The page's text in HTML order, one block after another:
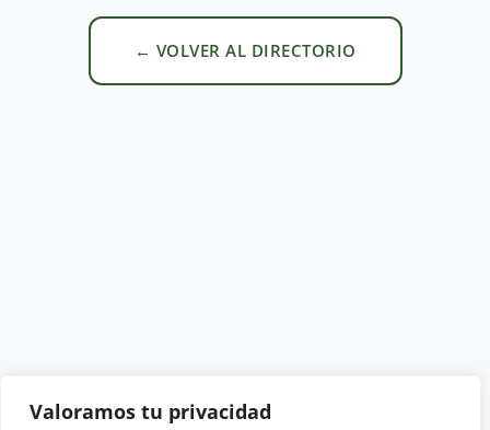
Valoramos tu privacidad
← VOLVER AL DIRECTORIO